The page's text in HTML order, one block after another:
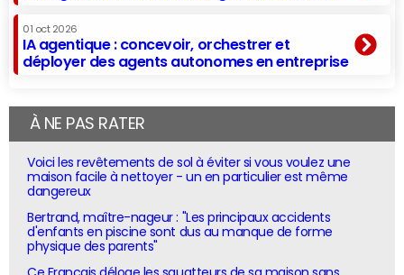
01 oct 2026
IA agentique : concevoir, orchestrer et
déployer des agents autonomes en entreprise
À NE PAS RATER
Voici les revêtements de sol à éviter si vous voulez une
maison facile à nettoyer - un en particulier est même
dangereux
Bertrand, maître-nageur : "Les principaux accidents
d'enfants en piscine sont dus au manque de forme
physique des parents"
Ce Français déloge les squatteurs de sa maison sans